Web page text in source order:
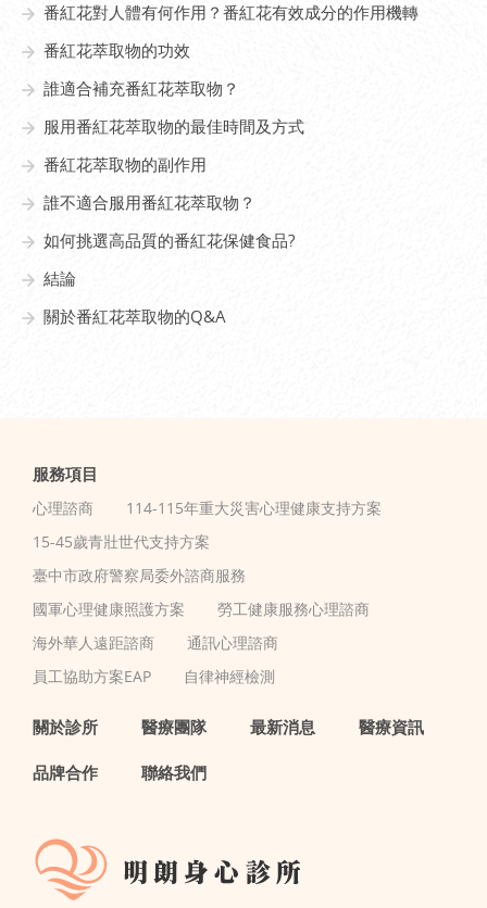
番紅花對人體有何作用？番紅花有效成分的作用機轉
番紅花萃取物的功效
誰適合補充番紅花萃取物？
服用番紅花萃取物的最佳時間及方式
番紅花萃取物的副作用
誰不適合服用番紅花萃取物？
如何挑選高品質的番紅花保健食品?
結論
關於番紅花萃取物的Q&A
服務項目
心理諮商
114-115年重大災害心理健康支持方案
15-45歲青壯世代支持方案
臺中市政府警察局委外諮商服務
國軍心理健康照護方案
勞工健康服務心理諮商
海外華人遠距諮商
通訊心理諮商
員工協助方案EAP
自律神經檢測
關於診所 醫療團隊 最新消息 醫療資訊
品牌合作 聯絡我們